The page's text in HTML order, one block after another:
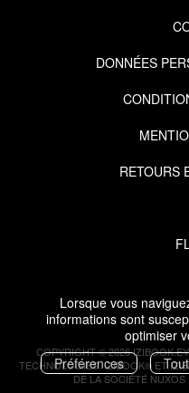
Lorsque vous
informations sont
optimiser
Préférences
DONNÉES
RETOURS
COPYRIGHT © 2026
TECHNOLOGIES.IZIBOOK® ET
DE LA SOCIÉTÉ NUXOS